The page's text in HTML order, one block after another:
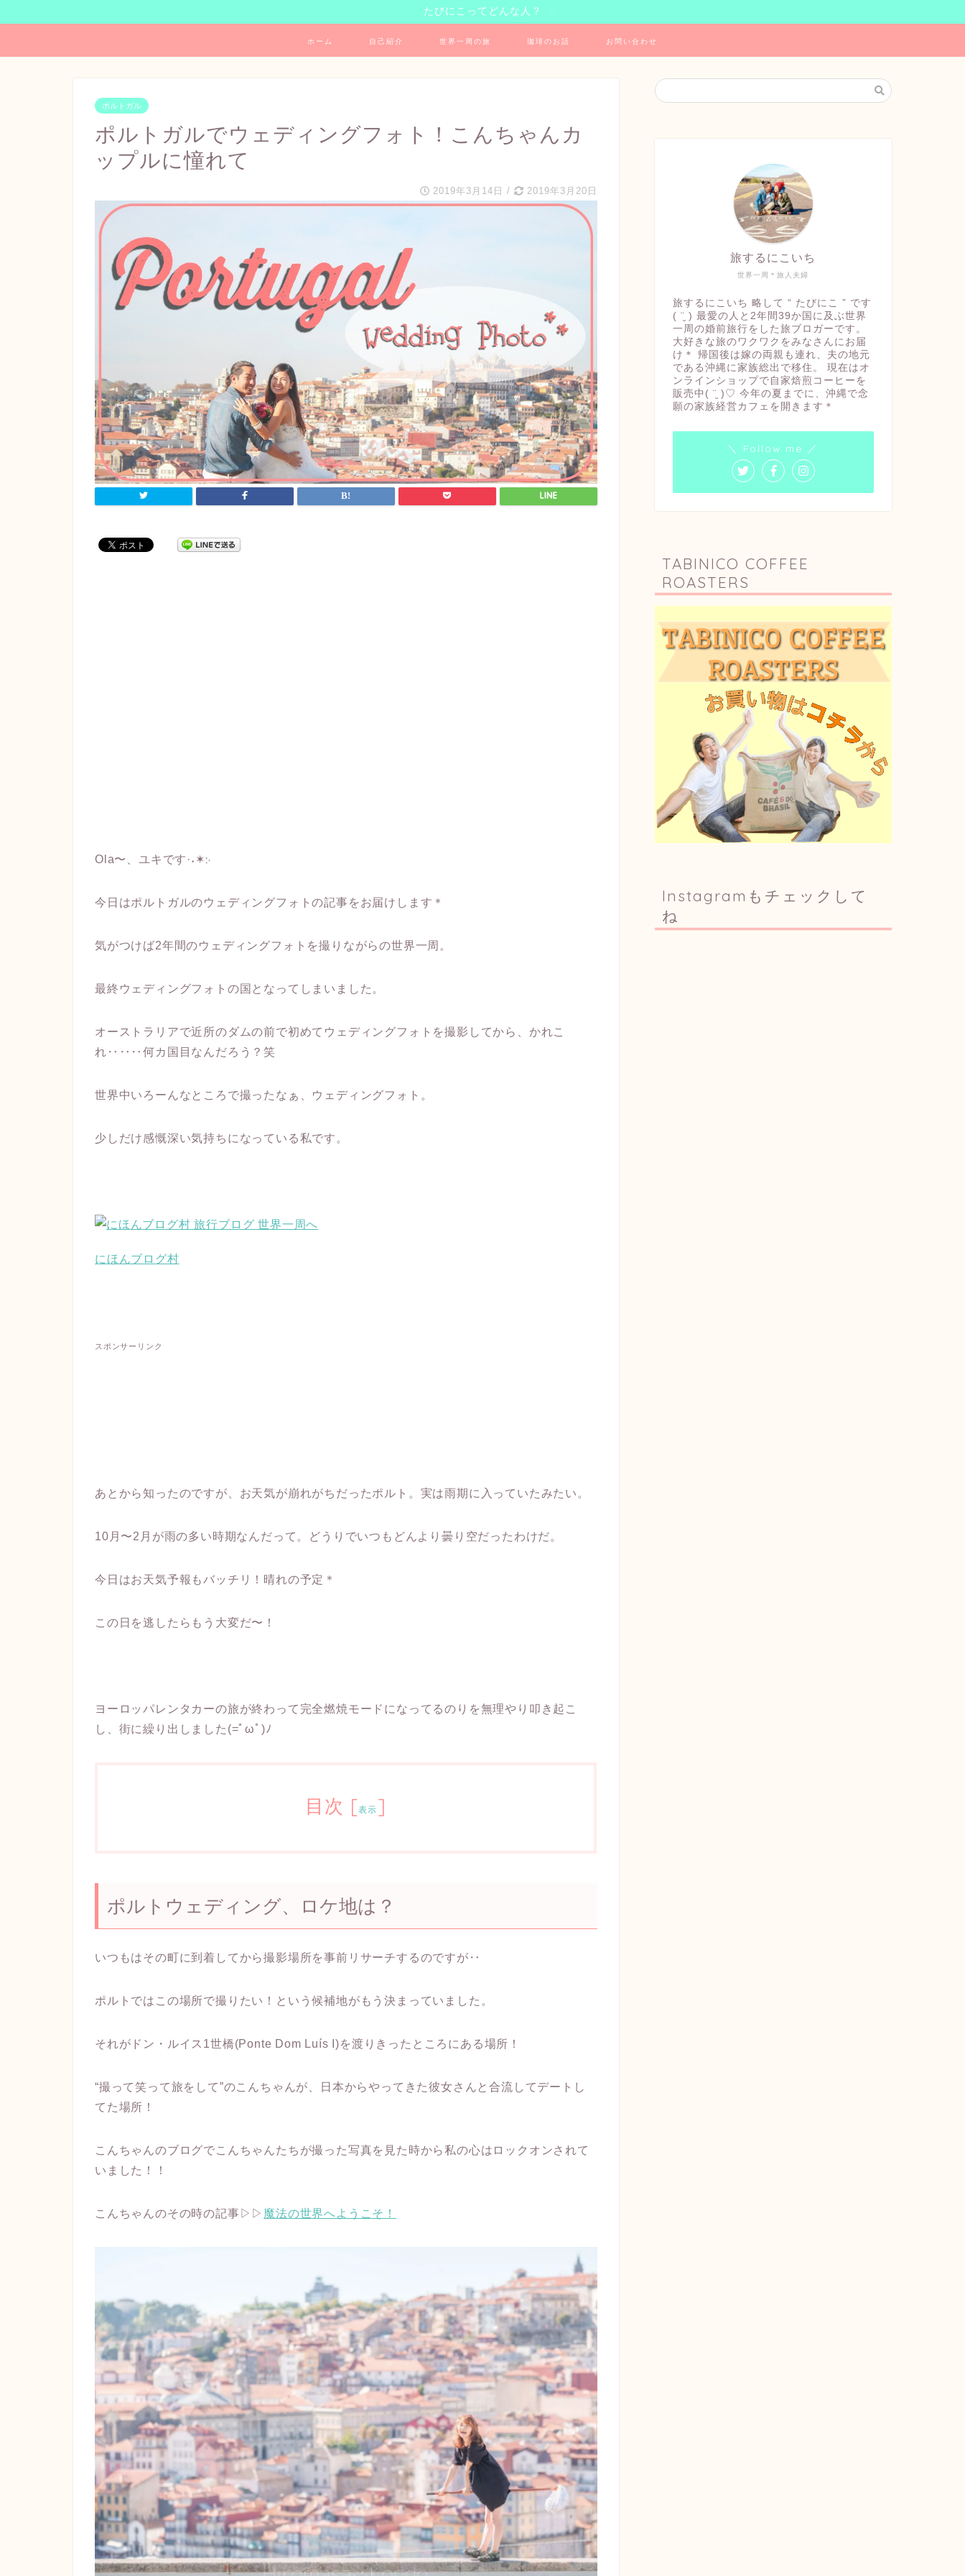
たびにこってどんな人？
ホーム 自己紹介 世界一周の旅 珈琲のお話 お問い合わせ
ポルトガル
ポルトガルでウェディングフォト！こんちゃんカ
ップルに憧れて
2019年3月14日 / 2019年3月20日
Ola〜、ユキです·˖✶჻
今日はポルトガルのウェディングフォトの記事をお届けします＊
気がつけば2年間のウェディングフォトを撮りながらの世界一周。
最終ウェディングフォトの国となってしまいました。
オーストラリアで近所のダムの前で初めてウェディングフォトを撮影してから、かれこ
れ‥‥‥何カ国目なんだろう？笑
世界中いろーんなところで撮ったなぁ、ウェディングフォト。
少しだけ感慨深い気持ちになっている私です。
にほんブログ村
スポンサーリンク
あとから知ったのですが、お天気が崩れがちだったポルト。実は雨期に入っていたみたい。
10月〜2月が雨の多い時期なんだって。どうりでいつもどんより曇り空だったわけだ。
今日はお天気予報もバッチリ！晴れの予定＊
この日を逃したらもう大変だ〜！
ヨーロッパレンタカーの旅が終わって完全燃焼モードになってるのりを無理やり叩き起こ
し、街に繰り出しました(=ﾟωﾟ)ﾉ
目次 [表示 ]
ポルトウェディング、ロケ地は？
いつもはその町に到着してから撮影場所を事前リサーチするのですが‥
ポルトではこの場所で撮りたい！という候補地がもう決まっていました。
それがドン・ルイス1世橋(Ponte Dom Luís I)を渡りきったところにある場所！
“撮って笑って旅をして”のこんちゃんが、日本からやってきた彼女さんと合流してデートし
てた場所！
こんちゃんのブログでこんちゃんたちが撮った写真を見た時から私の心はロックオンされて
いました！！
こんちゃんのその時の記事▷▷ 魔法の世界へようこそ！
世界一周＊旅人夫婦
旅するにこいち
旅するにこいち 略して “ たびにこ ” です
( ¨̮ ) 最愛の人と2年間39か国に及ぶ世界
一周の婚前旅行をした旅ブロガーです。
大好きな旅のワクワクをみなさんにお届
け＊ 帰国後は嫁の両親も連れ、夫の地元
である沖縄に家族総出で移住。 現在はオ
ンラインショップで自家焙煎コーヒーを
販売中( ¨̮ )♡ 今年の夏までに、沖縄で念
願の家族経営カフェを開きます＊
＼ Follow me ／
TABINICO COFFEE
ROASTERS
Instagramもチェックして
ね